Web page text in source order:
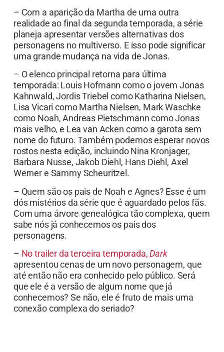
– Com a aparição da Martha de uma outra
realidade ao final da segunda temporada, a série
planeja apresentar versões alternativas dos
personagens no multiverso. E isso pode significar
uma grande mudança na vida de Jonas.
– O elenco principal retorna para última
temporada: Louis Hofmann como o jovem Jonas
Kahnwald, Jordis Triebel como Katharina Nielsen,
Lisa Vicari como Martha Nielsen, Mark Waschke
como Noah, Andreas Pietschmann como Jonas
mais velho, e Lea van Acken como a garota sem
nome do futuro. Também podemos esperar novos
rostos nesta edição, incluindo Nina Kronjager,
Barbara Nusse, Jakob Diehl, Hans Diehl, Axel
Werner e Sammy Scheuritzel.
– Quem são os pais de Noah e Agnes? Esse é um
dós mistérios da série que é aguardado pelos fãs.
Com uma árvore genealógica tão complexa, quem
sabe nós já conhecemos os pais dos
personagens.
– No trailer da terceira temporada,Dark
apresentou cenas de um novo personagem, que
até então não era conhecido pelo público. Será
que ele é a versão de algum nome que já
conhecemos? Se não, ele é fruto de mais uma
conexão complexa do seriado?